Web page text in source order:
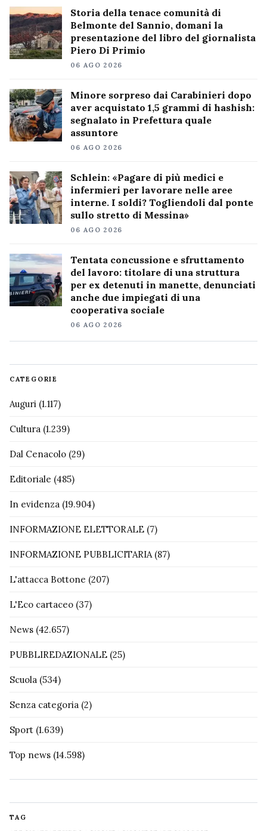
Storia della tenace comunità di
Belmonte del Sannio, domani la
presentazione del libro del giornalista
Piero Di Primio
06 AGO 2026
Minore sorpreso dai Carabinieri dopo
aver acquistato 1,5 grammi di hashish:
segnalato in Prefettura quale
assuntore
06 AGO 2026
Schlein: «Pagare di più medici e
infermieri per lavorare nelle aree
interne. I soldi? Togliendoli dal ponte
sullo stretto di Messina»
06 AGO 2026
Tentata concussione e sfruttamento
del lavoro: titolare di una struttura
per ex detenuti in manette, denunciati
anche due impiegati di una
cooperativa sociale
06 AGO 2026
CATEGORIE
Auguri (1.117)
Cultura (1.239)
Dal Cenacolo (29)
Editoriale (485)
In evidenza (19.904)
INFORMAZIONE ELETTORALE (7)
INFORMAZIONE PUBBLICITARIA(87)
L'attacca Bottone (207)
L'Eco cartaceo (37)
News (42.657)
PUBBLIREDAZIONALE (25)
Scuola (534)
Senza categoria (2)
Sport (1.639)
Top news (14.598)
TAG